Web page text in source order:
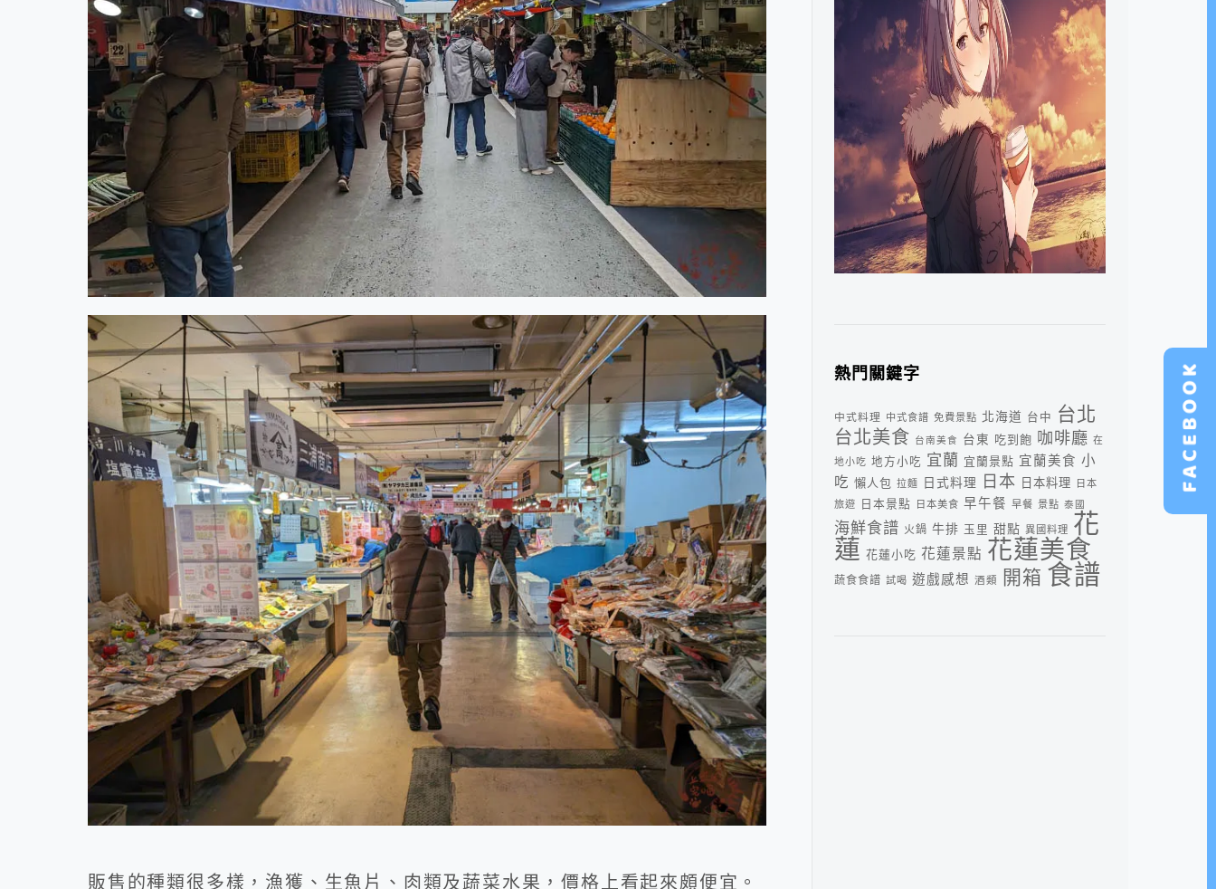
販售的種類很多樣，漁獲、生魚片、肉類及蔬菜水果，價格上看起來頗便宜。
熱門關鍵字
中式料理 中式食譜 免費景點 北海道 台中 台北
台北美食 台南美食 台東 吃到飽 咖啡廳 在
地小吃 地方小吃 宜蘭 宜蘭景點 宜蘭美食 小
吃 懶人包 拉麵 日式料理 日本 日本料理
日本
旅遊
日本景點 日本美食 早午餐 早餐 景點 泰國
海鮮食譜 火鍋 牛排 玉里 甜點 異國料理 花
蓮 花蓮小吃 花蓮景點 花蓮美食
蔬食食譜 試喝 遊戲感想 酒類 開箱 食譜